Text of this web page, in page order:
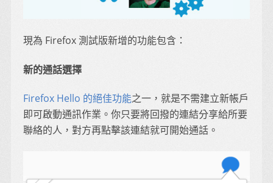
現為 Firefox 測試版新增的功能包含：
新的通話選擇
Firefox Hello 的絕佳功能之一，就是不需建立新帳戶
即可啟動通訊作業。你只要將回撥的連結分享給所要
聯絡的人，對方再點擊該連結就可開始通話。